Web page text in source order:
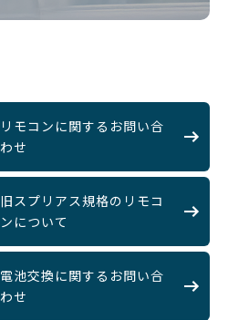
リモコンに関するお問い合
わせ
旧スプリアス規格のリモコ
ンについて
電池交換に関するお問い合
わせ